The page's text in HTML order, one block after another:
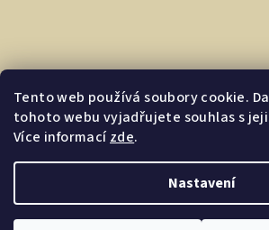
Tento web používá soubory cookie.
tohoto webu vyjadřujete souhlas s
Více informacízde.
Nastavení
práva vyhrazena.